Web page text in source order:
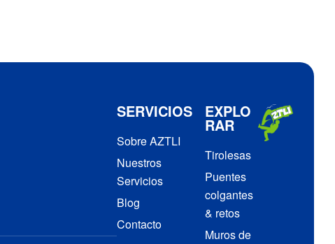
SERVICIOS
Sobre AZTLI
Nuestros
Servicios
Blog
Contacto
EXPLO
RAR
Tirolesas
Puentes
colgantes
& retos
Muros de